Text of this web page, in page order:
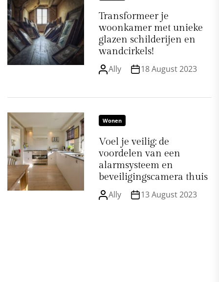
Transformeer je
woonkamer met unieke
glazen schilderijen en
wandcirkels!
Ally 18 August 2023
Wonen
Voel je veilig: de
voordelen van een
alarmsysteem en
beveiligingscamera thuis
Ally 13 August 2023